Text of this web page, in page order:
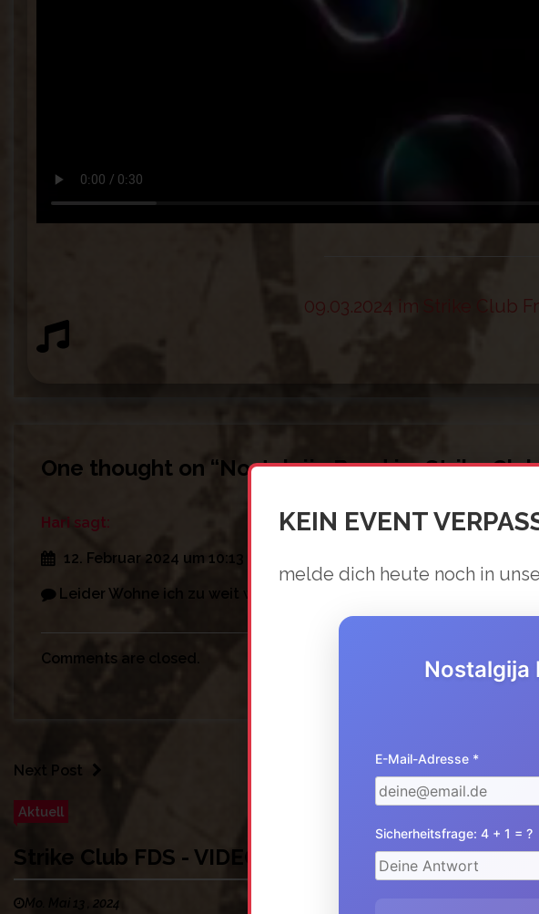
09.03.2024 im Strike Club
One thought on “Nostalgija Band im Strike
Hari sagt:
12. Februar 2024 um 10:13 Uhr
Leider Wohne ich zu weit weg, würde gerne mal ein Event von
Comments are closed.
Next Post
Aktuell
Strike Club FDS - VIDEO
Mo. Mai 13 , 2024
KEIN EVENT
melde dich heute noch in
Nostalgija
E-Mail-Adresse *
Sicherheitsfrage: 4 + 1 = ?